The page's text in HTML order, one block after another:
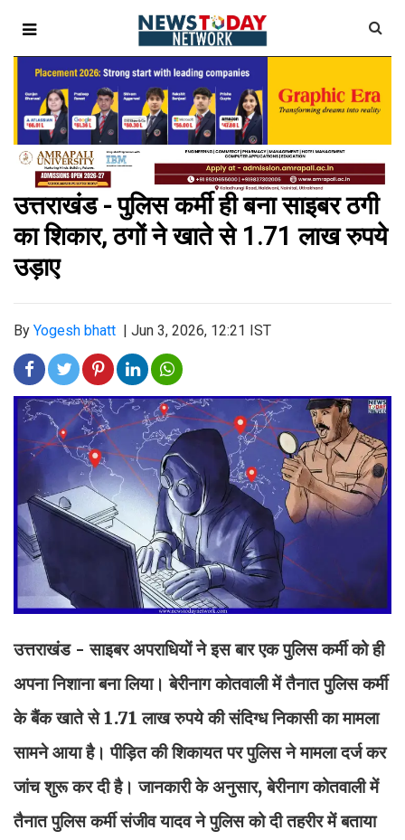
उत्तराखंड - पुलिस कर्मी ही बना साइबर ठगी
का शिकार, ठगों ने खाते से 1.71 लाख रुपये
उड़ाए
By Yogesh bhatt Jun 3, 2026, 12:21 IST
उत्तराखंड - साइबर अपराधियों ने इस बार एक पुलिस कर्मी को ही
अपना निशाना बना लिया। बेरीनाग कोतवाली में तैनात पुलिस कर्मी
के बैंक खाते से 1.71 लाख रुपये की संदिग्ध निकासी का मामला
सामने आया है। पीड़ित की शिकायत पर पुलिस ने मामला दर्ज कर
जांच शुरू कर दी है। जानकारी के अनुसार, बेरीनाग कोतवाली में
तैनात पुलिस कर्मी संजीव यादव ने पुलिस को दी तहरीर में बताया